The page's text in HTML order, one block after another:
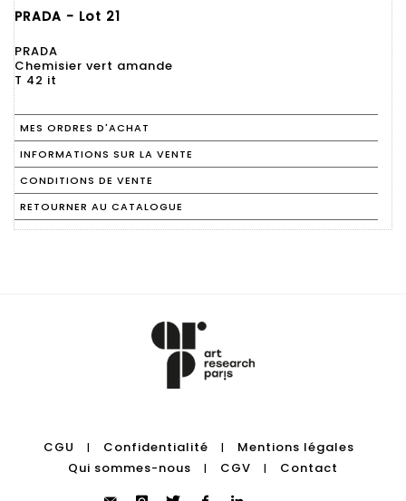
PRADA - Lot 21
PRADA
Chemisier vert amande
T 42 it
MES ORDRES D'ACHAT
INFORMATIONS SUR LA VENTE
CONDITIONS DE VENTE
RETOURNER AU CATALOGUE
CGU | Confidentialité |
Mentions légales
Qui sommes-nous
| CGV | Contact